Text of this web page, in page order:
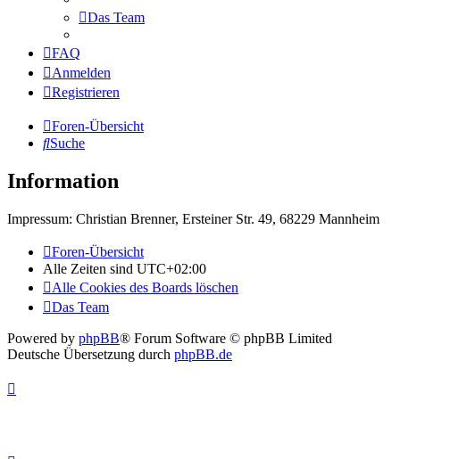
Das Team
FAQ
Anmelden
Registrieren
Foren-Übersicht
Suche
Information
Impressum: Christian Brenner, Ersteiner Str. 49, 68229 Mannheim
Foren-Übersicht
Alle Zeiten sind UTC+02:00
Alle Cookies des Boards löschen
Das Team
Powered by phpBB® Forum Software © phpBB Limited
Deutsche Übersetzung durch phpBB.de